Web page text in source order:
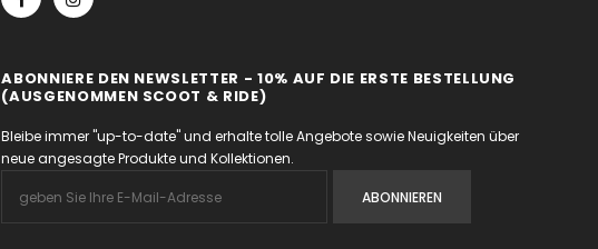
ABONNIERE DEN NEWSLETTER - 10% AUF DIE ERSTE BESTELLUNG
(AUSGENOMMEN SCOOT & RIDE)
Bleibe immer "up-to-date" und erhalte tolle Angebote sowie Neuigkeiten über
neue angesagte Produkte und Kollektionen.